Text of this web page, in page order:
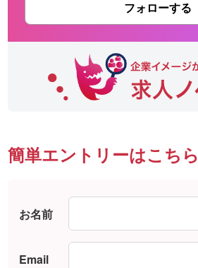
フォローする
簡単エントリーはこちら
お名前
Email